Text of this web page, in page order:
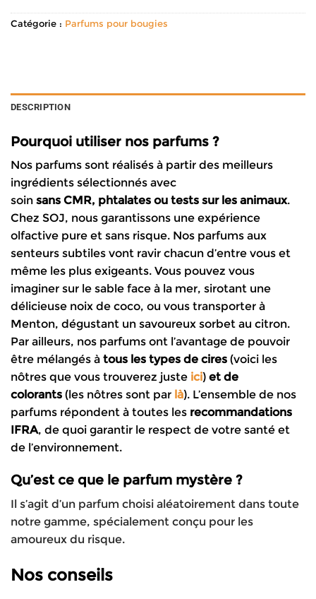
Catégorie : Parfums pour bougies
DESCRIPTION
Pourquoi utiliser nos parfums ?
Nos parfums sont réalisés à partir des meilleurs
ingrédients sélectionnés avec
soin sans CMR, phtalates ou tests sur les animaux.
Chez SOJ, nous garantissons une expérience
olfactive pure et sans risque. Nos parfums aux
senteurs subtiles vont ravir chacun d’entre vous et
même les plus exigeants. Vous pouvez vous
imaginer sur le sable face à la mer, sirotant une
délicieuse noix de coco, ou vous transporter à
Menton, dégustant un savoureux sorbet au citron.
Par ailleurs, nos parfums ont l’avantage de pouvoir
être mélangés à tous les types de cires (voici les
nôtres que vous trouverez juste ici) et de
colorants (les nôtres sont par là). L’ensemble de nos
parfums répondent à toutes les recommandations
IFRA, de quoi garantir le respect de votre santé et
de l’environnement.
Qu’est ce que le parfum mystère ?
Il s’agit d’un parfum choisi aléatoirement dans toute
notre gamme, spécialement conçu pour les
amoureux du risque.
Nos conseils